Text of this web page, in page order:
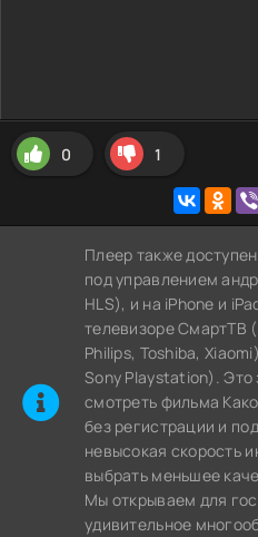
0 1
Плеер также
под управлением
HLS), и на iPhone и
телевизоре СмартТВ
Philips, Toshiba,
Sony Playstation). Это
cмотреть фильма
без регистрации и
невысокая скорость
выбрать меньшее
Мы открываем для
удивительное